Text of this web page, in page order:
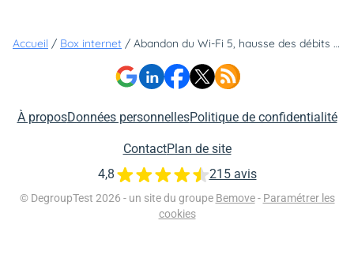
Accueil / Box internet / Abandon du Wi-Fi 5, hausse des débits et fin des bonus TV : Bouygues Telecom révolutionne sa gamme d'offres Bbox
À proposDonnées personnellesPolitique de confidentialité
ContactPlan de site
© DegroupTest 2026 - un site du groupe Bemove - Paramétrer les
cookies
4,8 215 avis